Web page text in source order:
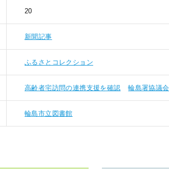
20
新聞記事
ふるさとコレクション
高齢者宅訪問の連携支援を確認 輪島署協議会
輪島市立図書館